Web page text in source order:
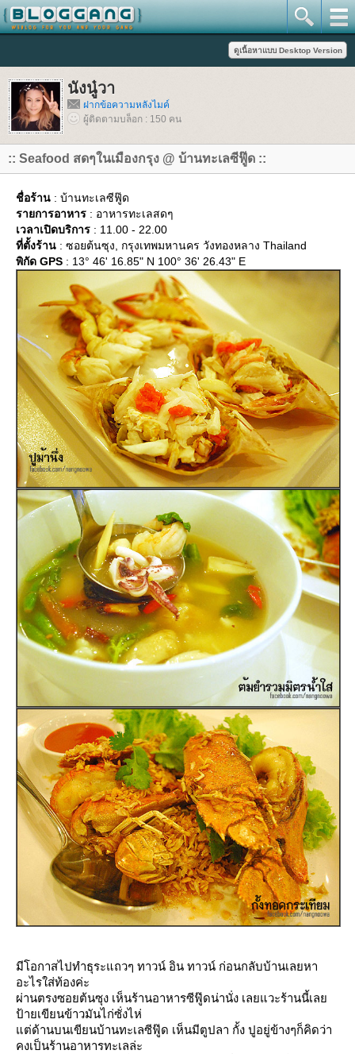
นังนู๋วา
ฝากข้อความหลังไมค์
ผู้ติดตามบล็อก : 150 คน
:: Seafood สดๆในเมืองกรุง @ บ้านทะเลซีฟู๊ด ::
ชื่อร้าน : บ้านทะเลซีฟู๊ด
รายการอาหาร : อาหารทะเลสดๆ
เวลาเปิดบริการ : 11.00 - 22.00
ที่ตั้งร้าน : ซอยต้นซุง, กรุงเทพมหานคร วังทองหลาง Thailand
พิกัด GPS : 13° 46' 16.85" N 100° 36' 26.43" E
มีโอกาสไปทำธุระแถวๆ ทาวน์ อิน ทาวน์ ก่อนกลับบ้านเลยหา
อะไรใส่ท้องค่ะ
ผ่านตรงซอยต้นซุง เห็นร้านอาหารซีฟู๊ดน่านั่ง เลยแวะร้านนี้เล
ป้ายเขียนข้าวมันไก่ซั่งไห่
ต่ด้านบนเขียนบ้านทะเลซีฟู๊ด เห็นมีตูปลา กั้ง ปูอยู่ข้างๆก็คิดว่า
คงเป็นร้านอาหารทะเลล่ะ